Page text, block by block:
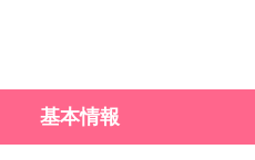
基本情報